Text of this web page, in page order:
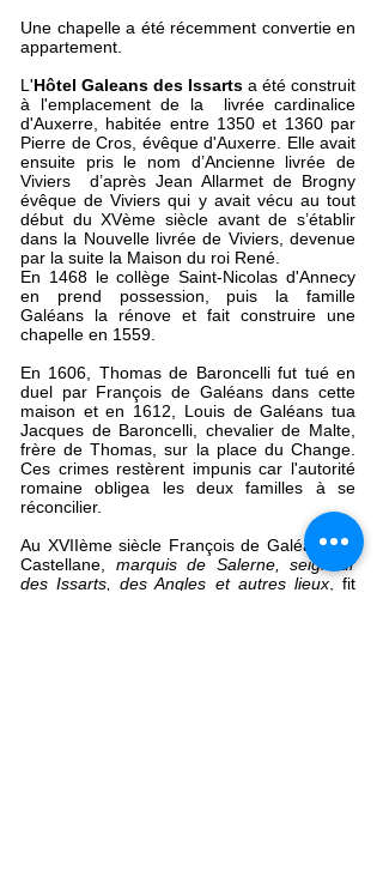
Une chapelle a été récemment convertie en
appartement.
L'Hôtel Galeans des Issarts a été construit
à l'emplacement de la livrée cardinalice
d'Auxerre, habitée entre 1350 et 1360 par
Pierre de Cros évêque d'Auxerre . Elle avait
ensuite pris le nom d’Ancienne livrée de
Viviers d’après Jean Allarmet de Brogny
évêque de Viviers qui y avait vécu au tout
début du XVème siècle avant de s’établir
dans la Nouvelle livrée de Viviers, devenue
par la suite la Maison du roi René.
En 1468 lecollège Saint-Nicolas d'Annecy
en prend possession, puis la famille
Galéans la rénove et fait construire une
chapelle en 1559.
En 1606, Thomas de Baroncelli fut tué en
duel par François de Galéans dans cette
maison et en 1612, Louis de Galéans tua
Jacques de Baroncelli, chevalier de Malte,
frère de Thomas, sur la place du Change.
Ces crimes restèrent impunis car l'autorité
romaine obligea les deux familles à se
réconcilier.
Au XVIIème siècle François de Galéans de
Castellane, marquis de Salerne, seigneur
des Issarts, des Angles et autres lieux, fit